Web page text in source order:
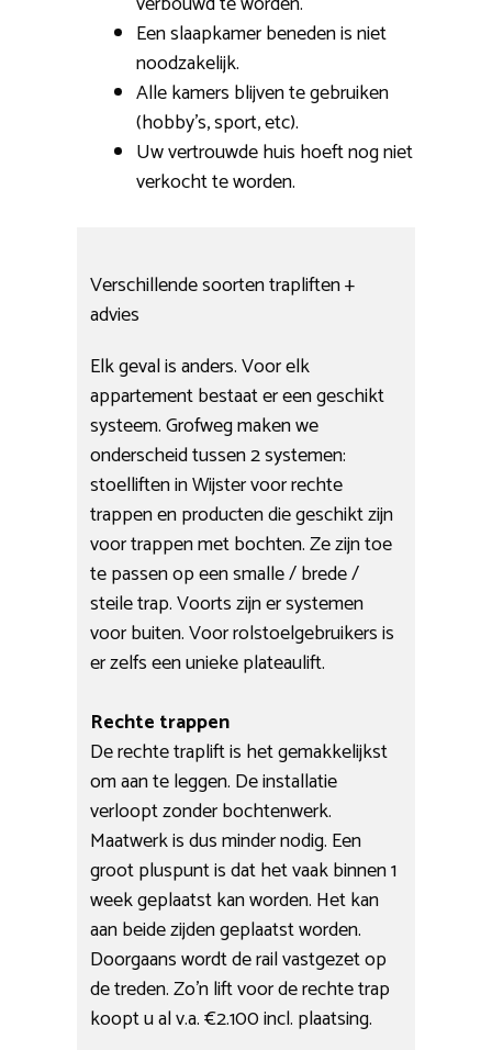
Een slaapkamer beneden is niet
noodzakelijk.
Alle kamers blijven te gebruiken
(hobby’s, sport, etc).
Uw vertrouwde huis hoeft nog niet
verkocht te worden.
Verschillende soorten trapliften +
advies
Elk geval is anders. Voor elk
appartement bestaat er een geschikt
systeem. Grofweg maken we
onderscheid tussen 2 systemen:
stoelliften in Wijster voor rechte
trappen en producten die geschikt zijn
voor trappen met bochten. Ze zijn toe
te passen op een smalle / brede /
steile trap. Voorts zijn er systemen
voor buiten. Voor rolstoelgebruikers is
er zelfs een unieke plateaulift.
Rechte trappen
De rechte traplift is het gemakkelijkst
om aan te leggen. De installatie
verloopt zonder bochtenwerk.
Maatwerk is dus minder nodig. Een
groot pluspunt is dat het vaak binnen 1
week geplaatst kan worden. Het kan
aan beide zijden geplaatst worden.
Doorgaans wordt de rail vastgezet op
de treden. Zo’n lift voor de rechte trap
koopt u al v.a. €2.100 incl. plaatsing.